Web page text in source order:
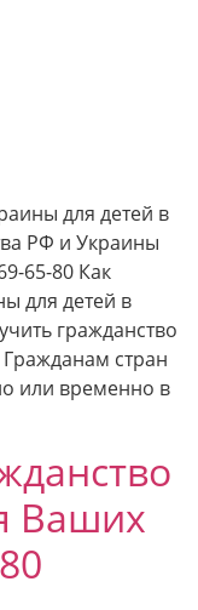
для детей в
РФ и Украины
65-80 Как
для детей в
гражданство
стран
или временно в
Ваших